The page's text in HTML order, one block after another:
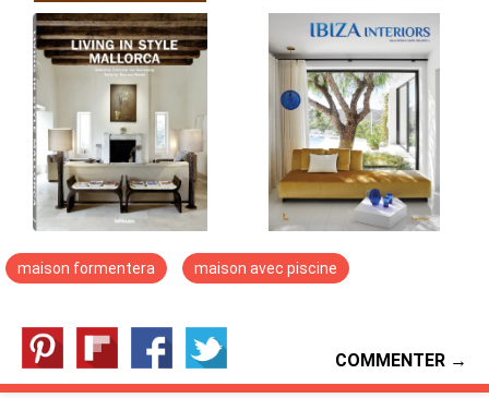
maison formentera maison avec piscine
COMMENTER →